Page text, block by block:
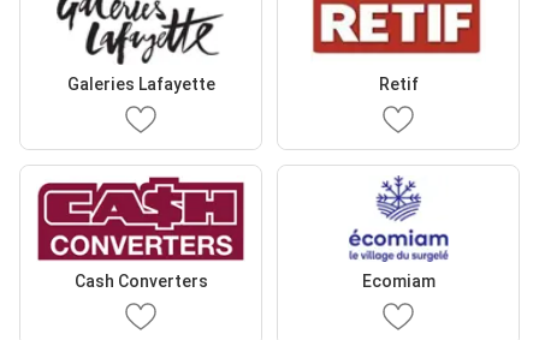
Galeries Lafayette Retif
Cash Converters Ecomiam